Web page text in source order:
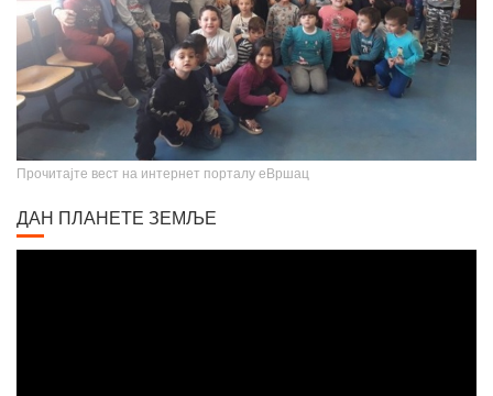
Прочитајте вест на интернет порталу еВршац
ДАН ПЛАНЕТЕ ЗЕМЉЕ